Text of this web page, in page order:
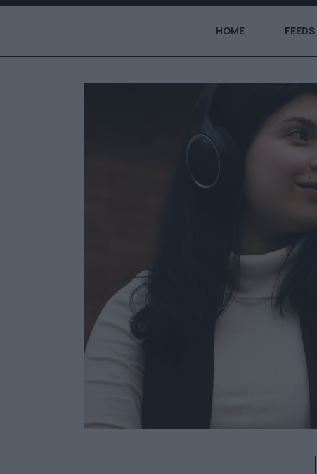
HOME FEEDS